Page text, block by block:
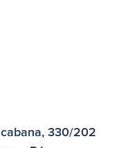
330/202